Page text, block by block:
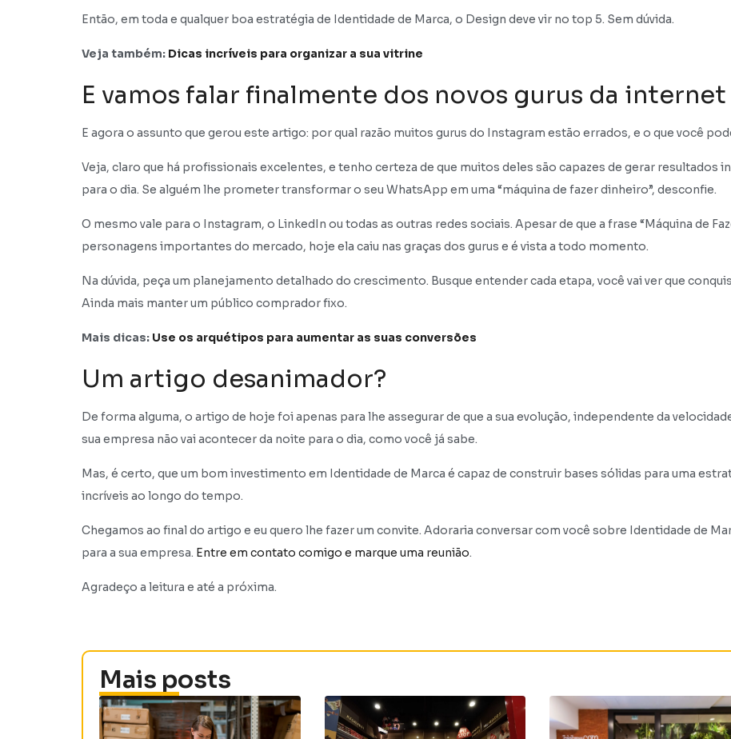
Então, em toda e qualquer boa estratégia de Identidade de Marca, o Design deve vir no top 5. Sem dúvida.
Veja também: Dicas incríveis para organizar a sua vitrine
E vamos falar finalmente dos novos gurus da internet
E agora o assunto que gerou este artigo: por qual razão muitos gurus do Instagram estão errados, e o que você
Veja, claro que há profissionais excelentes, e tenho certeza de que muitos deles são capazes de gerar resultados
para o dia. Se alguém lhe prometer transformar o seu WhatsApp em uma “máquina de fazer dinheiro”, desconfie.
O mesmo vale para o Instagram, o LinkedIn ou todas as outras redes sociais. Apesar de que a frase “Máquina de
personagens importantes do mercado, hoje ela caiu nas graças dos gurus e é vista a todo momento.
Na dúvida, peça um planejamento detalhado do crescimento. Busque entender cada etapa, você vai ver que
Ainda mais manter um público comprador fixo.
Mais dicas: Use os arquétipos para aumentar as suas conversões
Um artigo desanimador?
De forma alguma, o artigo de hoje foi apenas para lhe assegurar de que a sua evolução, independente da
sua empresa não vai acontecer da noite para o dia, como você já sabe.
Mas, é certo, que um bom investimento em Identidade de Marca é capaz de construir bases sólidas para uma
incríveis ao longo do tempo.
Chegamos ao final do artigo e eu quero lhe fazer um convite. Adoraria conversar com você sobre Identidade de
para a sua empresa. Entre em contato comigo e marque uma reunião.
Agradeço a leitura e até a próxima.
Mais posts